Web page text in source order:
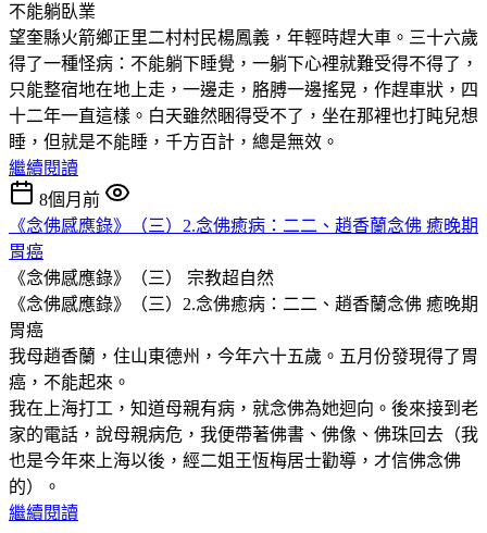
不能躺臥業
望奎縣火箭鄉正里二村村民楊鳳義，年輕時趕大車。三十六歲
得了一種怪病：不能躺下睡覺，一躺下心裡就難受得不得了，
只能整宿地在地上走，一邊走，胳膊一邊搖晃，作趕車狀，四
十二年一直這樣。白天雖然睏得受不了，坐在那裡也打盹兒想
睡，但就是不能睡，千方百計，總是無效。
繼續閱讀
8個月前
《念佛感應錄》（三）2.念佛癒病：二二、趙香蘭念佛 癒晚期
胃癌
《念佛感應錄》（三） 宗教超自然
《念佛感應錄》（三）2.念佛癒病：二二、趙香蘭念佛 癒晚期
胃癌
我母趙香蘭，住山東德州，今年六十五歲。五月份發現得了胃
癌，不能起來。
我在上海打工，知道母親有病，就念佛為她迴向。後來接到老
家的電話，說母親病危，我便帶著佛書、佛像、佛珠回去（我
也是今年來上海以後，經二姐王恆梅居士勸導，才信佛念佛
的）。
繼續閱讀